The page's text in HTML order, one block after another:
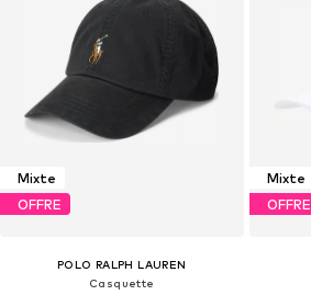
Mixte
OFFRE
POLO RALPH LAUREN
Casquette
Mixte
OFFRE